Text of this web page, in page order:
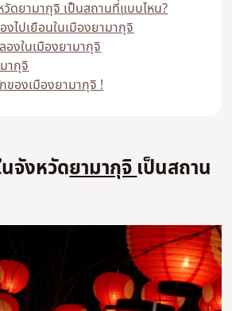
วัดยามากุจิ เป็นสถานที่แบบไหน?
ไปเยือนในเมืองยามากุจิ
งในเมืองยามากุจิ
ากุจิ
องเมืองยามากุจิ !
นจังหวัดยามากุจิเป็นสถาน